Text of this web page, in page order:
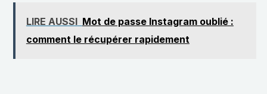
LIRE AUSSI Mot de passe Instagram oublié :
comment le récupérer rapidement